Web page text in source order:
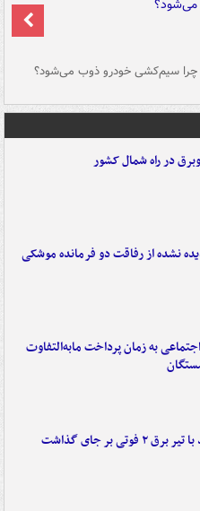
چرا سیم‌کشی خودرو ذوب می‌شود؟
در راه شمال کشور
نشده از رفاقت دو فرمانده‌ موشکی
به زمان پرداخت مابه‌التفاوت
فوتی بر جای گذاشت